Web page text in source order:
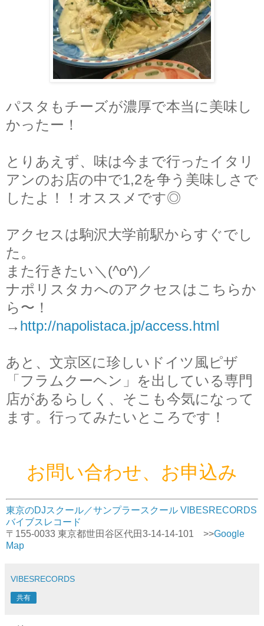
パスタもチーズが濃厚で本当に美味し
かったー！
とりあえず、味は今まで行ったイタリ
アンのお店の中で1,2を争う美味しさで
したよ！！オススメです◎
アクセスは駒沢大学前駅からすぐでし
た。
また行きたい＼(^o^)／
ナポリスタカへのアクセスはこちらか
ら〜！
→ http://napolistaca.jp/access.html
あと、文京区に珍しいドイツ風ピザ
「フラムクーヘン」を出している専門
店があるらしく、そこも今気になって
ます。行ってみたいところです！
お問い合わせ、お申込み
東京のDJスクール／サンプラースクール VIBESRECORDS
バイブスレコード
〒155-0033 東京都世田谷区代田3-14-14-101 >>Google
Map
VIBESRECORDS
共有